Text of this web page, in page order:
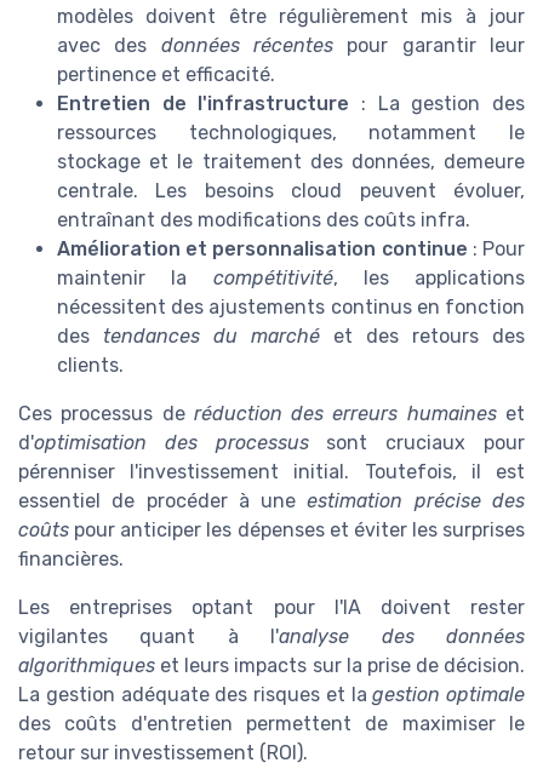
modèles doivent être régulièrement mis à jour
avec des données récentes pour garantir leur
pertinence et efficacité.
Entretien de l'infrastructure : La gestion des
ressources technologiques, notamment le
stockage et le traitement des données, demeure
centrale. Les besoins cloud peuvent évoluer,
entraînant des modifications des coûts infra.
Amélioration et personnalisation continue : Pour
maintenir la compétitivité, les applications
nécessitent des ajustements continus en fonction
des tendances du marché et des retours des
clients.
Ces processus de réduction des erreurs humaineset
d'optimisation des processussont cruciaux pour
pérenniser l'investissement initial. Toutefois, il est
essentiel de procéder à uneestimation précise des
coûts pour anticiper les dépenses et éviter les surprises
financières.
Les entreprises optant pour l'IA doivent rester
vigilantes quant à l'analyse des données
algorithmiques et leurs impacts sur la prise de décision.
La gestion adéquate des risques et lagestion optimale
des coûts d'entretien permettent de maximiser le
retour sur investissement (ROI).